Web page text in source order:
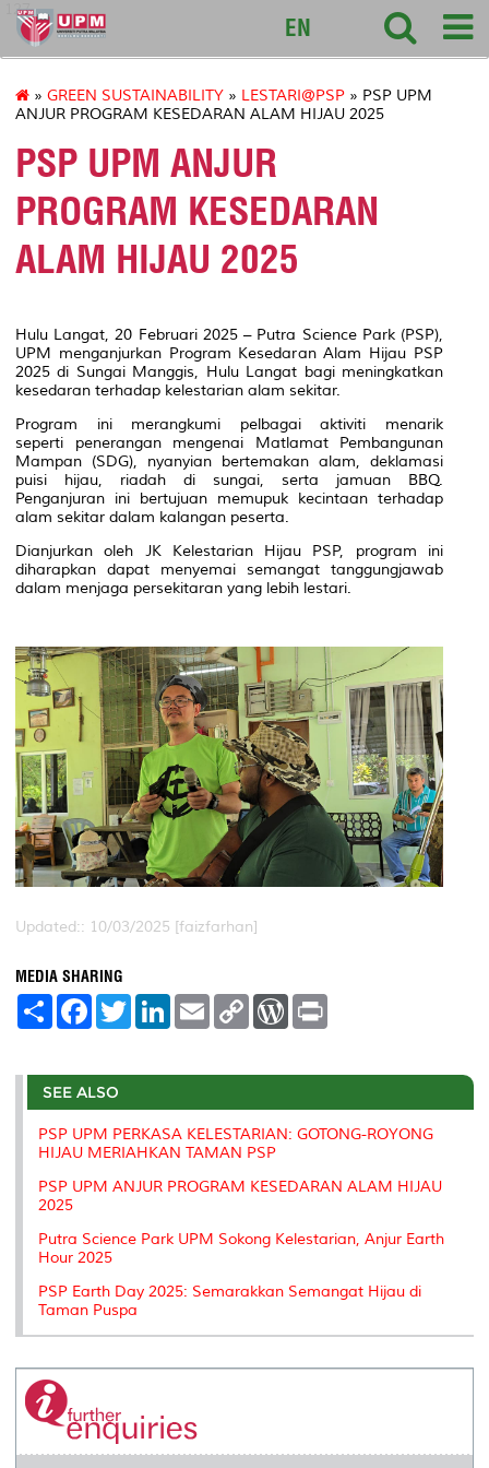
127
EN
» GREEN SUSTAINABILITY » LESTARI@PSP » PSP UPM
ANJUR PROGRAM KESEDARAN ALAM HIJAU 2025
PSP UPM ANJUR
PROGRAM KESEDARAN
ALAM HIJAU 2025
Hulu Langat, 20 Februari 2025 – Putra Science Park (PSP),
UPM menganjurkan Program Kesedaran Alam Hijau PSP
2025 di Sungai Manggis, Hulu Langat bagi meningkatkan
kesedaran terhadap kelestarian alam sekitar.
Program ini merangkumi pelbagai aktiviti menarik
seperti penerangan mengenai Matlamat Pembangunan
Mampan (SDG), nyanyian bertemakan alam, deklamasi
puisi hijau, riadah di sungai, serta jamuan BBQ.
Penganjuran ini bertujuan memupuk kecintaan terhadap
alam sekitar dalam kalangan peserta.
Dianjurkan oleh JK Kelestarian Hijau PSP, program ini
diharapkan dapat menyemai semangat tanggungjawab
dalam menjaga persekitaran yang lebih lestari.
Updated:: 10/03/2025 [faizfarhan]
MEDIA SHARING
S
e
F
a
b
o
o
k
T
w
t
r
L
e
I
n
E
m
l
C
L
n
k
W
P
e
s
t
SEE ALSO
PSP UPM PERKASA KELESTARIAN: GOTONG-ROYONG
HIJAU MERIAHKAN TAMAN PSP
PSP UPM ANJUR PROGRAM KESEDARAN ALAM HIJAU
2025
Putra Science Park UPM Sokong Kelestarian, Anjur Earth
Hour 2025
PSP Earth Day 2025: Semarakkan Semangat Hijau di
Taman Puspa